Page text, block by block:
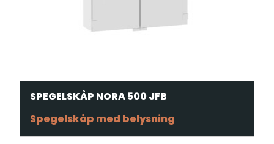
SPEGELSKÅP NORA 500 JFB
Spegelskåp med belysning